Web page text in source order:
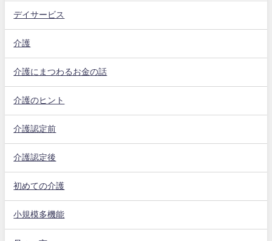
デイサービス
介護
介護にまつわるお金の話
介護のヒント
介護認定前
介護認定後
初めての介護
小規模多機能